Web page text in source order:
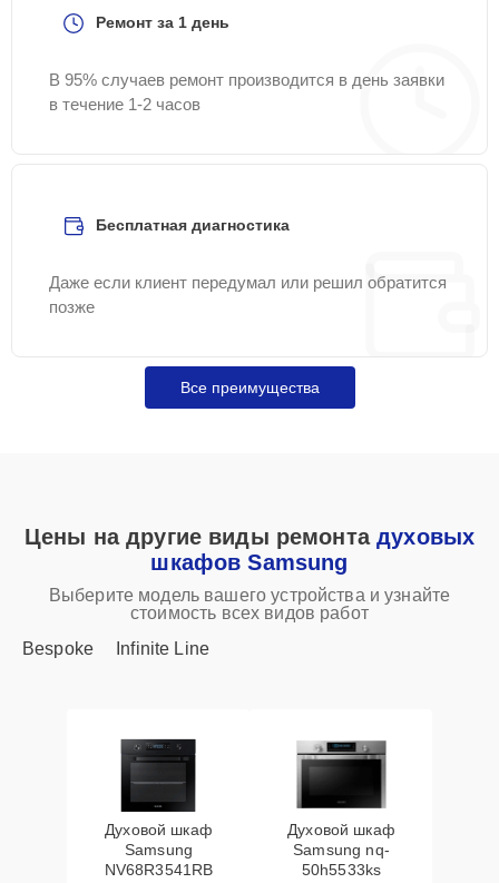
Ремонт за 1 день
В 95% случаев ремонт производится в день заявки
в течение 1-2 часов
Бесплатная диагностика
Даже если клиент передумал или решил обратится
позже
Все преимущества
Цены на другие виды ремонтадуховых
шкафов Samsung
Выберите модель вашего устройства и узнайте
стоимость всех видов работ
Bespoke
Infinite Line
Духовой шкаф
Samsung
NV68R3541RB
Духовой шкаф
Samsung nq-
50h5533ks